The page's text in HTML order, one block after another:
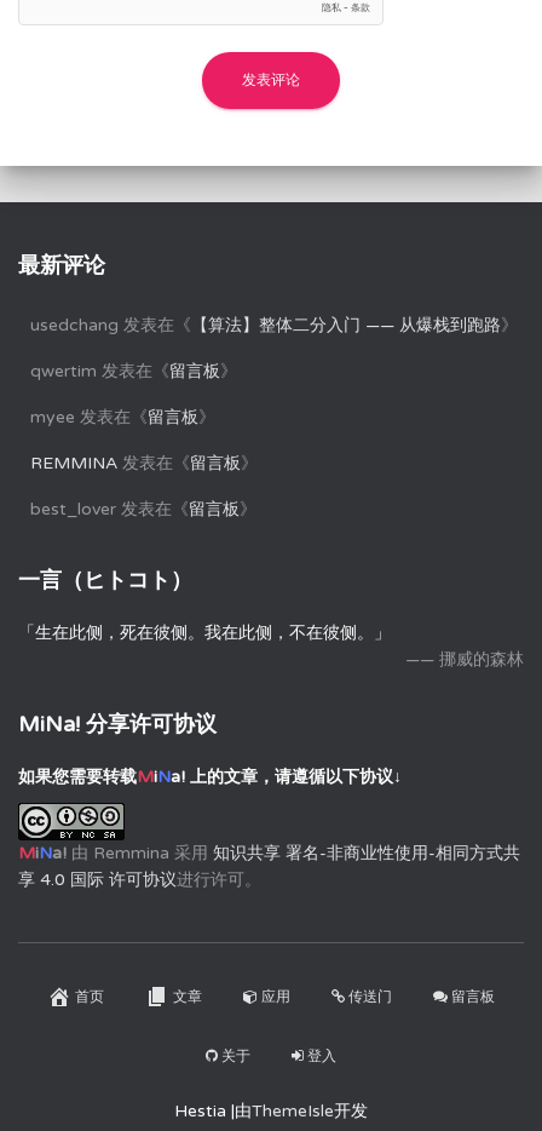
最新评论
usedchang 发表在《 【算法】整体二分入门 —— 从爆栈到跑路》
qwertim 发表在《留言板》
myee 发表在《留言板》
REMMINA 发表在《留言板》
best_lover 发表在《留言板》
一言（ヒトコト）
「生在此侧，死在彼侧。我在此侧，不在彼侧。」
—— 挪威的森林
MiNa! 分享许可协议
如果您需要转载MiNa! 上的文章，请遵循以下协议↓
MiNa! 由 Remmina 采用 知识共享 署名-非商业性使用-相同方式共
享 4.0 国际 许可协议进行许可。
首页 文章 应用 传送门 留言板
关于 登入
Hestia |由ThemeIsle开发